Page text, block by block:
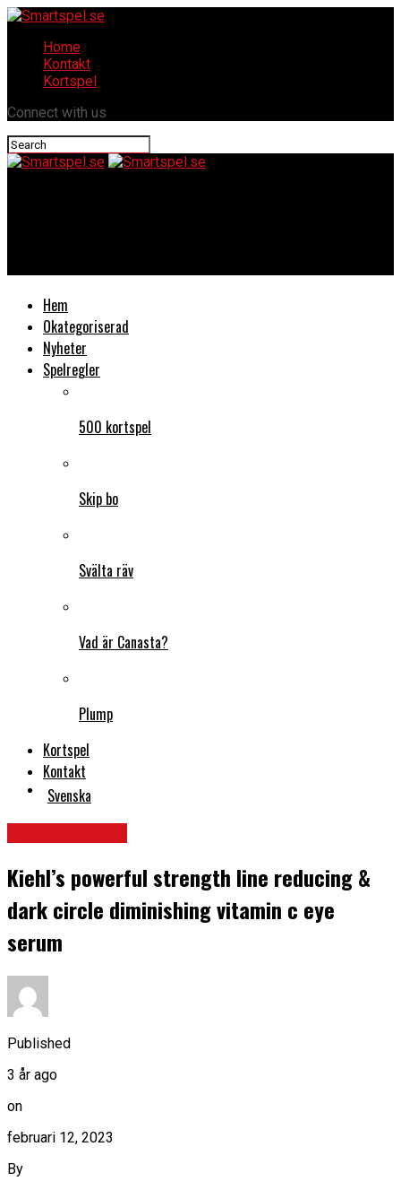
Home
Kontakt
Kortspel
Connect with us
Hem
Okategoriserad
Nyheter
Spelregler
500 kortspel
Skip bo
Svälta räv
Vad är Canasta?
Plump
Kortspel
Kontakt
Svenska
Kiehl’s powerful strength line reducing &
dark circle diminishing vitamin c eye
serum
Published
3 år ago
on
februari 12, 2023
By